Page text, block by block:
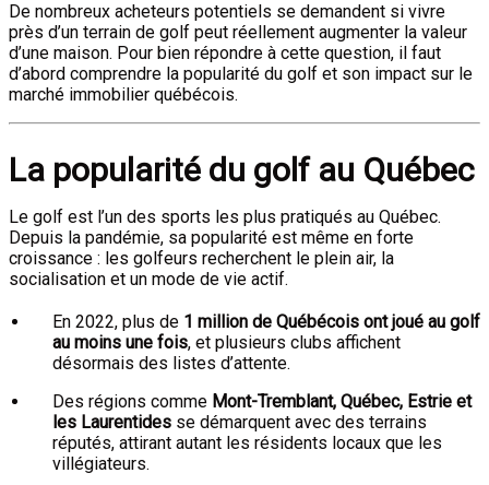
De nombreux acheteurs potentiels se demandent si vivre
près d’un terrain de golf peut réellement augmenter la valeur
d’une maison. Pour bien répondre à cette question, il faut
d’abord comprendre la popularité du golf et son impact sur le
marché immobilier québécois.
La popularité du golf au Québec
Le golf est l’un des sports les plus pratiqués au Québec.
Depuis la pandémie, sa popularité est même en forte
croissance : les golfeurs recherchent le plein air, la
socialisation et un mode de vie actif.
En 2022, plus de 1 million de Québécois ont joué au golf
au moins une fois, et plusieurs clubs affichent
désormais des listes d’attente.
Des régions comme Mont-Tremblant, Québec, Estrie et
les Laurentides se démarquent avec des terrains
réputés, attirant autant les résidents locaux que les
villégiateurs.